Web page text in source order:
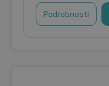
Podrobnosti